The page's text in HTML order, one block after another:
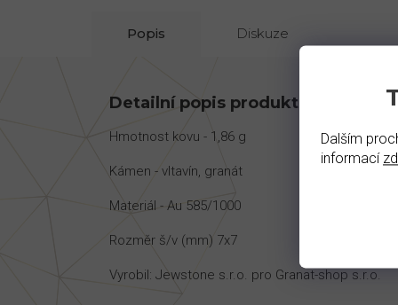
Dalším
informací
Popis Diskuze
Detailní popis produktu
Hmotnost kovu - 1,86 g
Kámen - vltavín, granát
Materiál - Au 585/1000
Rozměr š/v (mm) 7x7
Vyrobil: Jewstone s.r.o. pro Granat-shop s.r.o.